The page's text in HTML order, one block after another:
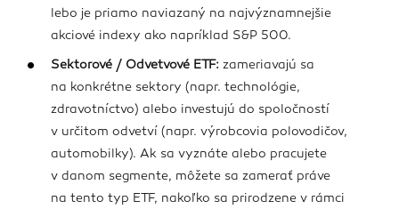
lebo je priamo naviazaný na najvýznamnejšie
akciové indexy ako napríklad S&P 500.
Sektorové / Odvetvové ETF: zameriavajú sa
na konkrétne sektory (napr. technológie,
zdravotníctvo) alebo investujú do spoločností
v určitom odvetví (napr. výrobcovia polovodičov,
automobilky). Ak sa vyznáte alebo pracujete
v danom segmente, môžete sa zamerať práve
na tento typ ETF, nakoľko sa prirodzene v rámci